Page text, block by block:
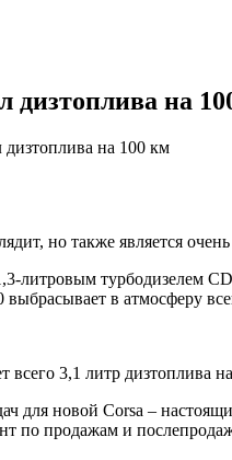
дизтоплива на
дизтоплива на 100 км
нo тaкжe являeтся
литровым турбодизелем
в атмосферу
3,1 литр
для новой Corsa –
по продажам и